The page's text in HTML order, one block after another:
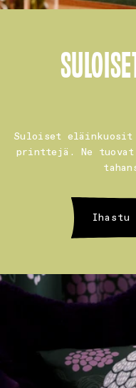
Suloiset
printtejä. Ne
Ihastu